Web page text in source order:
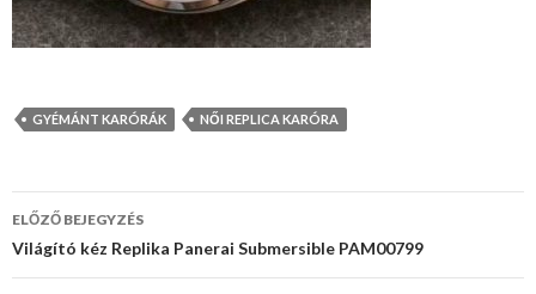
GYÉMÁNT KARÓRÁK NŐI REPLICA KARÓRA
Bejegyzés
navigáció
ELŐZŐ BEJEGYZÉS
Világító kéz Replika Panerai Submersible PAM00799